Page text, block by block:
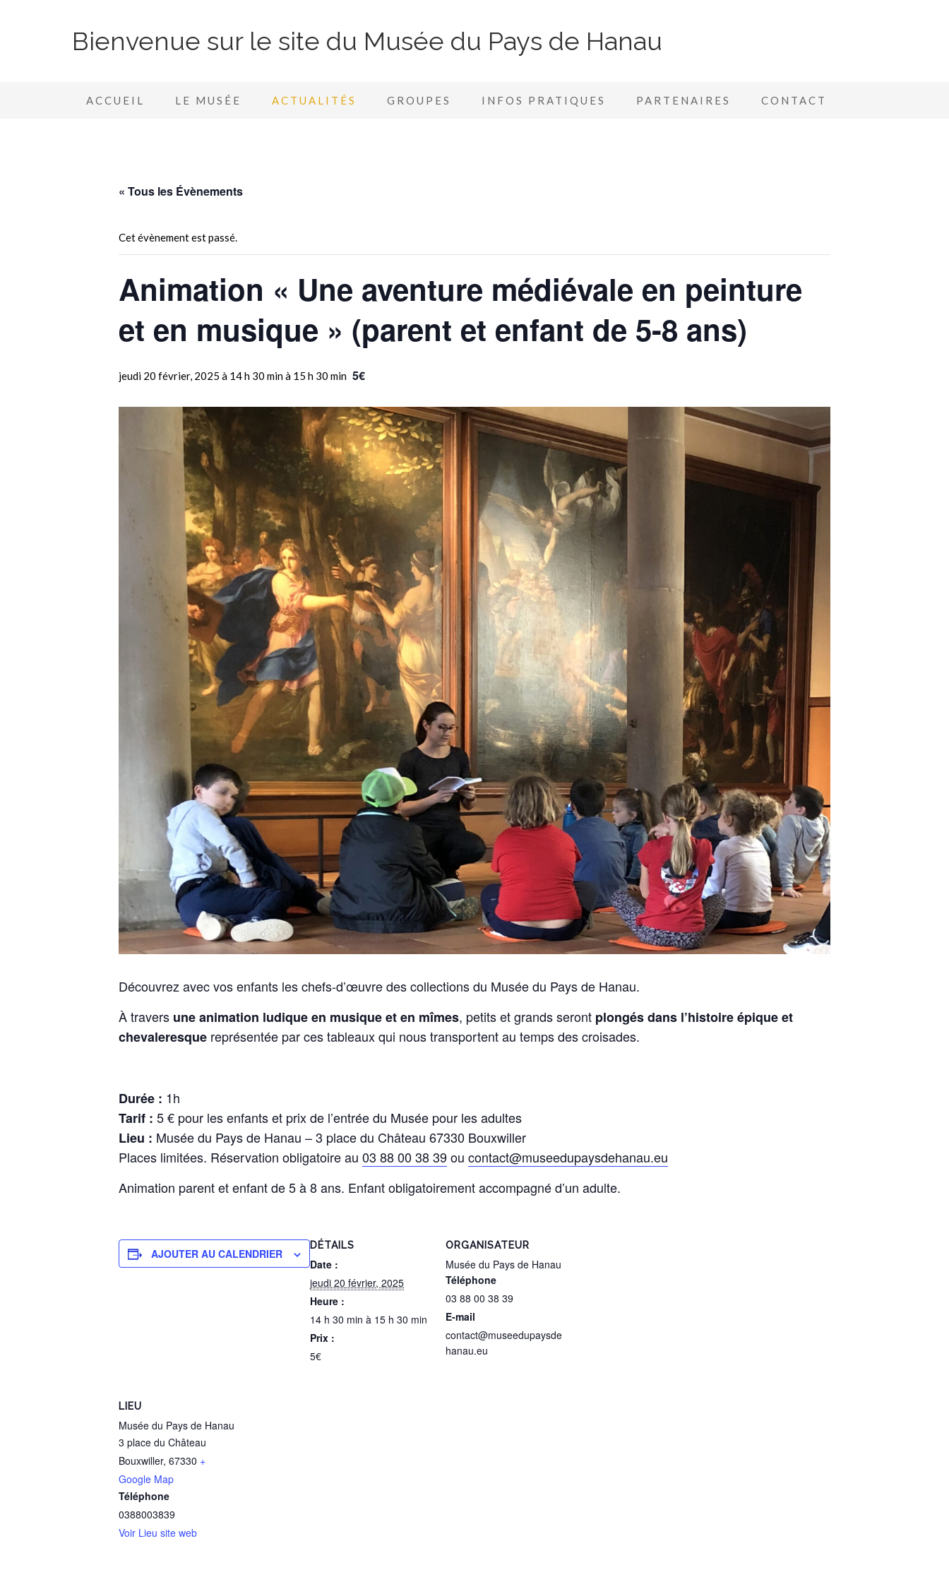
Bienvenue sur le site du Musée du Pays de Hanau
ACCUEIL LE MUSÉE ACTUALITÉS GROUPES INFOS PRATIQUES PARTENAIRES CONTACT
« Tous les Évènements
Cet évènement est passé.
Animation « Une aventure médiévale en peinture
et en musique » (parent et enfant de 5-8 ans)
jeudi 20 février, 2025 à 14 h 30 minà 15 h 30 min 5€
Découvrez avec vos enfants les chefs-d’œuvre des collections du Musée du Pays de Hanau.
À travers une animation ludique en musique et en mîmes, petits et grands seront plongés dans l’histoire épique et
chevaleresque représentée par ces tableaux qui nous transportent au temps des croisades.
Durée : 1h
Tarif : 5 € pour les enfants et prix de l’entrée du Musée pour les adultes
Lieu : Musée du Pays de Hanau – 3 place du Château 67330 Bouxwiller
Places limitées. Réservation obligatoire au 03 88 00 38 39ou contact@museedupaysdehanau.eu
Animation parent et enfant de 5 à 8 ans. Enfant obligatoirement accompagné d’un adulte.
AJOUTER AU CALENDRIER
DÉTAILS
Date :
jeudi 20 février, 2025
Heure :
14 h 30 min à 15 h 30 min
Prix :
5€
ORGANISATEUR
Musée du Pays de Hanau
Téléphone
03 88 00 38 39
E-mail
contact@museedupaysde
hanau.eu
LIEU
Musée du Pays de Hanau
3 place du Château
Bouxwiller, 67330 +
Google Map
Téléphone
0388003839
Voir Lieu site web